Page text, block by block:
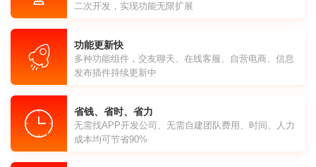
二次开发，实现功能无限扩展
功能更新快
多种功能组件，交友聊天、在线客服、自营电商、信息
发布插件持续更新中
省钱、省时、省力
无需找APP开发公司、无需自建团队费用、时间、人力
成本均可节省90%